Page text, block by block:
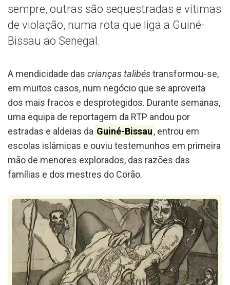
sempre, outras são sequestradas e vítimas
de violação, numa rota que liga a Guiné-
Bissau ao Senegal.
A mendicidade das crianças talibéstransformou-se,
em muitos casos, num negócio que se aproveita
dos mais fracos e desprotegidos. Durante semanas,
uma equipa de reportagem da RTP andou por
estradas e aldeias da Guiné-Bissau, entrou em
escolas islâmicas e ouviu testemunhos em primeira
mão de menores explorados, das razões das
famílias e dos mestres do Corão.